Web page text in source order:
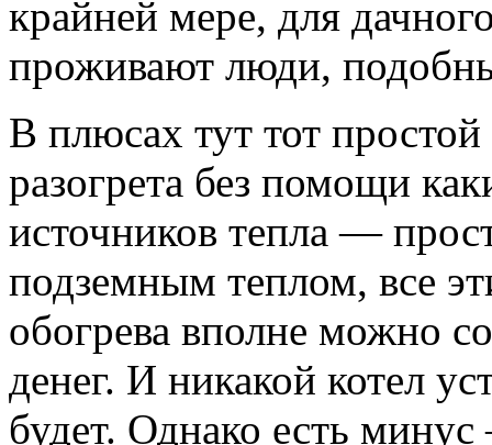
крайней мере, для
проживают люди,
В плюсах тут тот
разогрета без помощи
источников тепла —
подземным теплом, все
обогрева вполне можно
денег. И никакой котел
будет. Однако есть